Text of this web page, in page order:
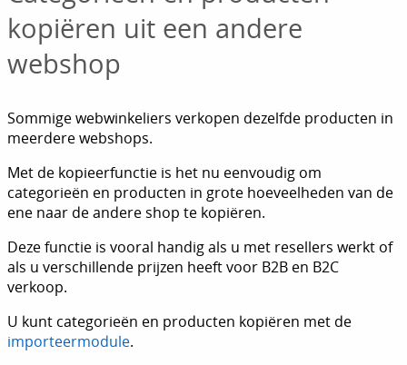
kopiëren uit een andere
webshop
Sommige webwinkeliers verkopen dezelfde producten in
meerdere webshops.
Met de kopieerfunctie is het nu eenvoudig om
categorieën en producten in grote hoeveelheden van de
ene naar de andere shop te kopiëren.
Deze functie is vooral handig als u met resellers werkt of
als u verschillende prijzen heeft voor B2B en B2C
verkoop.
U kunt categorieën en producten kopiëren met de
importeermodule.